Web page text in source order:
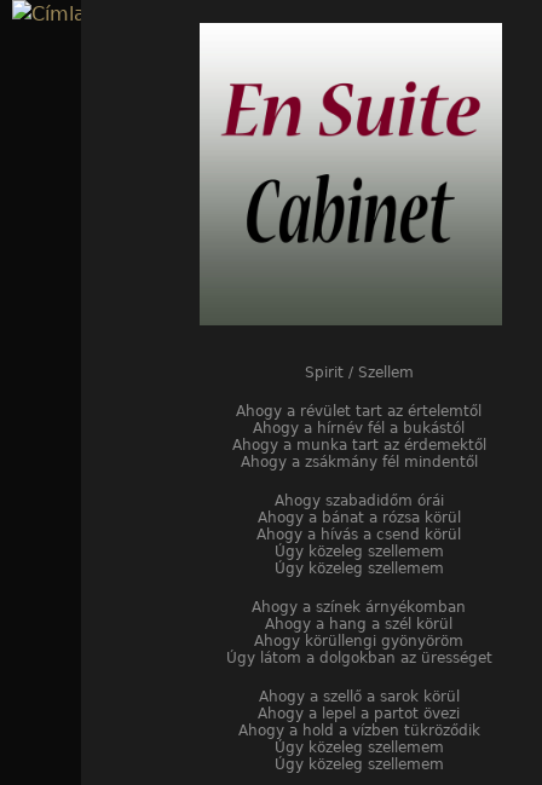
Spirit / Szellem
Ahogy a révület tart az értelemtől
Ahogy a hírnév fél a bukástól
Ahogy a munka tart az érdemektől
Ahogy a zsákmány fél mindentől
Ahogy szabadidőm órái
Ahogy a bánat a rózsa körül
Ahogy a hívás a csend körül
Úgy közeleg szellemem
Úgy közeleg szellemem
Ahogy a színek árnyékomban
Ahogy a hang a szél körül
Ahogy körüllengi gyönyöröm
Úgy látom a dolgokban az ürességet
Ahogy a szellő a sarok körül
Ahogy a lepel a partot övezi
Ahogy a hold a vízben tükröződik
Úgy közeleg szellemem
Úgy közeleg szellemem